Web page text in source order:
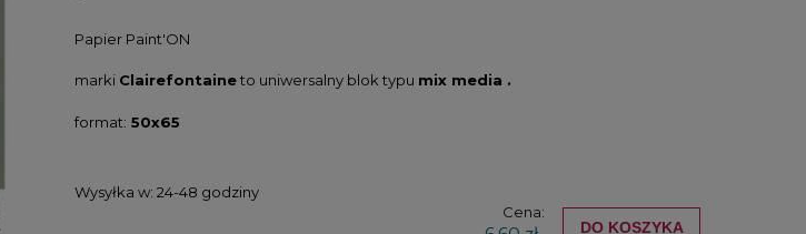
Zestaw farb akrylowych Winsor
Zestaw farb
Papier Paint'ON
marki Clairefontaineto uniwersalny blok typu mix media .
format: 50x65
Wysyłka w: 24-48 godziny
Cena:
DO KOSZYKA